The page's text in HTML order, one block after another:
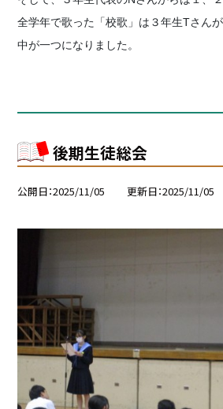
全学年で歌った「校歌」は３年生Tさん
中が一つになりました。
後期生徒総会
公開日 2025/11/05 更新日 2025/11/05